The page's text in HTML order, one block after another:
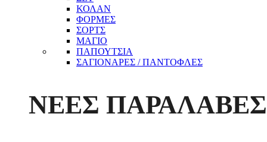
ΚΟΛΑΝ
ΦΟΡΜΕΣ
ΣΟΡΤΣ
ΜΑΓΙΟ
ΠΑΠΟΥΤΣΙΑ
ΣΑΓΙΟΝΑΡΕΣ / ΠΑΝΤΟΦΛΕΣ
ΝΕΕΣ ΠΑΡΑΛΑΒΕΣ